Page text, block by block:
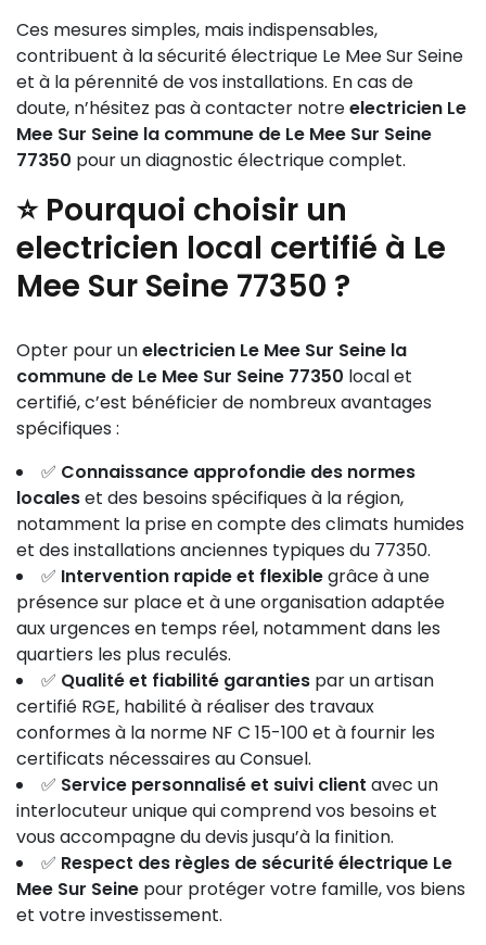
Ces mesures simples, mais indispensables,
contribuent à la sécurité électrique Le Mee Sur Seine
et à la pérennité de vos installations. En cas de
doute, n’hésitez pas à contacter notreelectricien Le
Mee Sur Seine la commune de Le Mee Sur Seine
77350 pour un diagnostic électrique complet.
⭐ Pourquoi choisir un
electricien local certifié à Le
Mee Sur Seine 77350 ?
Opter pour unelectricien Le Mee Sur Seine la
commune de Le Mee Sur Seine 77350 local et
certifié, c’est bénéficier de nombreux avantages
spécifiques :
✅ Connaissance approfondie des normes
localeset des besoins spécifiques à la région,
notamment la prise en compte des climats humides
et des installations anciennes typiques du 77350.
✅ Intervention rapide et flexiblegrâce à une
présence sur place et à une organisation adaptée
aux urgences en temps réel, notamment dans les
quartiers les plus reculés.
✅ Qualité et fiabilité garanties par un artisan
certifié RGE, habilité à réaliser des travaux
conformes à la norme NF C 15-100 et à fournir les
certificats nécessaires au Consuel.
✅ Service personnalisé et suivi client avec un
interlocuteur unique qui comprend vos besoins et
vous accompagne du devis jusqu’à la finition.
✅ Respect des règles de sécurité électrique Le
Mee Sur Seine pour protéger votre famille, vos biens
et votre investissement.